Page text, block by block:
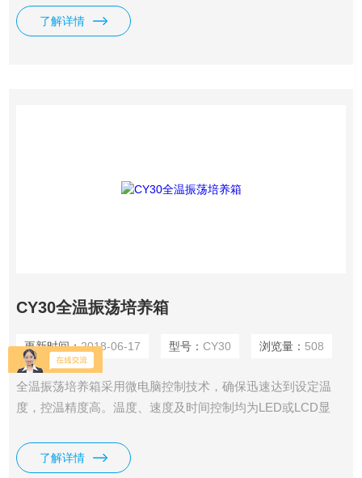
能，确保容器的装夹固定。全温振荡培养箱可任意设定振荡培
养时间，振荡结束后设备报警提示，在工作中，用户可随时打
了解详情
CY30全温振荡培养箱
更新时间：2018-06-17 型号： CY30 浏览量： 508
全温振荡培养箱采用微电脑控制技术，确保迅速达到设定温
度，控温精度高。温度、速度及时间控制均为LED或LCD显
能，确保容器的装夹固定。
了解详情